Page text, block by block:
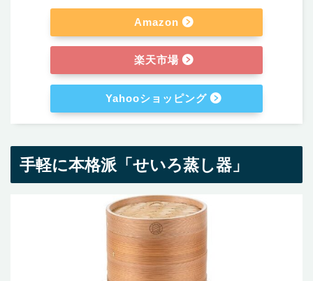
Amazon
楽天市場
Yahooショッピング
手軽に本格派「せいろ蒸し器」